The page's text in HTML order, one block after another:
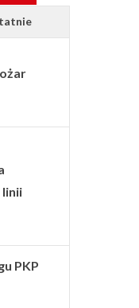
linii
PKP